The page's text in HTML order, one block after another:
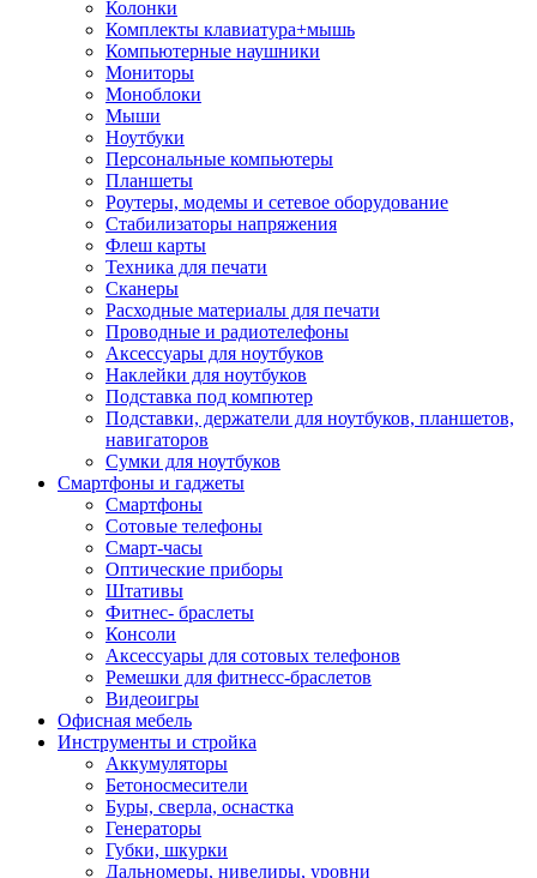
Колонки
Комплекты клавиатура+мышь
Компьютерные наушники
Мониторы
Моноблоки
Мыши
Ноутбуки
Персональные компьютеры
Планшеты
Роутеры, модемы и сетевое оборудование
Стабилизаторы напряжения
Флеш карты
Техника для печати
Сканеры
Расходные материалы для печати
Проводные и радиотелефоны
Аксессуары для ноутбуков
Наклейки для ноутбуков
Подставка под компютер
Подставки, держатели для ноутбуков, планшетов,
навигаторов
Сумки для ноутбуков
Смартфоны и гаджеты
Смартфоны
Сотовые телефоны
Смарт-часы
Оптические приборы
Штативы
Фитнес- браслеты
Консоли
Аксессуары для сотовых телефонов
Ремешки для фитнесс-браслетов
Видеоигры
Офисная мебель
Инструменты и стройка
Аккумуляторы
Бетоносмесители
Буры, сверла, оснастка
Генераторы
Губки, шкурки
Дальномеры, нивелиры, уровни